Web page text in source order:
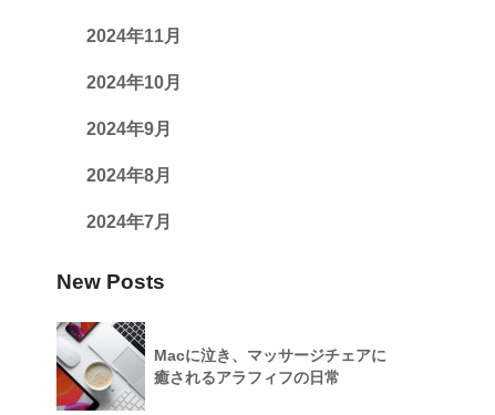
2024年11月
2024年10月
2024年9月
2024年8月
2024年7月
New Posts
Macに泣き、マッサージチェアに
癒されるアラフィフの日常